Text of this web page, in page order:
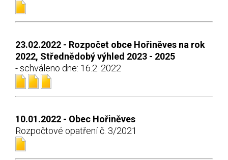
23.02.2022 - Rozpočet obce Hořiněves na rok
2022, Střednědobý výhled 2023 - 2025
- schváleno dne: 16.2. 2022
10.01.2022 - Obec Hořiněves
Rozpočtové opatření č. 3/2021